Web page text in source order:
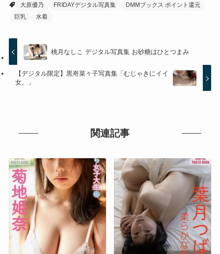
大原優乃
FRIDAYデジタル写真集
DMMブックス ポイント還元
巨乳
水着
桃月なしこ デジタル写真集 お砂糖はひとつまみ
【デジタル限定】黒嵜菜々子写真集「むじゃきにイイ
女。」
関連記事